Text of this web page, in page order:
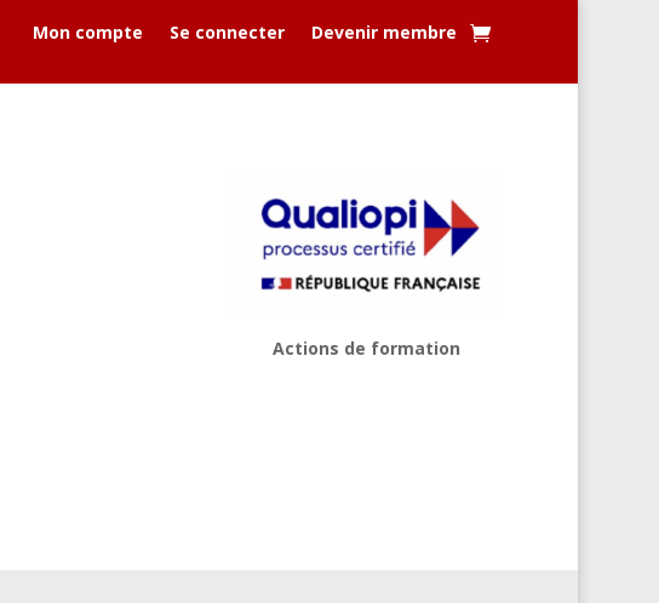
Mon compte Se connecter Devenir membre
Actions de formation